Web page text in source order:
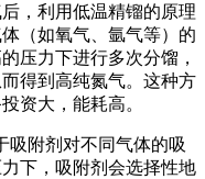
，利用低温精镏的原理
（如氧气、氩气等）的
压力下进行多次分馏，
得到高纯氮气。这种方
资大，能耗高。
吸附剂对不同气体的吸
下，吸附剂会选择性地